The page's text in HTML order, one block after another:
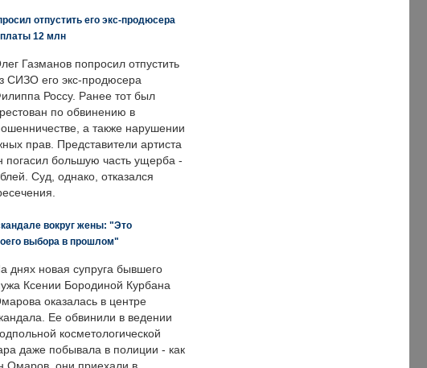
отпустить его экс-продюсера
12 млн
Газманов попросил отпустить
СИЗО его экс-продюсера
Россу. Ранее тот был
по обвинению в
а также нарушении
прав. Представители артиста
погасил большую часть ущерба -
Суд, однако, отказался
вокруг жены: "Это
выбора в прошлом"
днях новая супруга бывшего
Ксении Бородиной Курбана
оказалась в центре
Ее обвинили в ведении
косметологической
даже побывала в полиции - как